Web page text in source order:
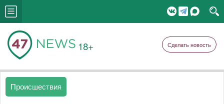
18+ Сделать новость
Происшествия